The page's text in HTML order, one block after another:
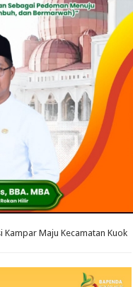
Kampar Maju Kecamatan Kuok